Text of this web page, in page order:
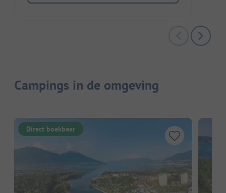
Campings in de omgeving
Direct boekbaar